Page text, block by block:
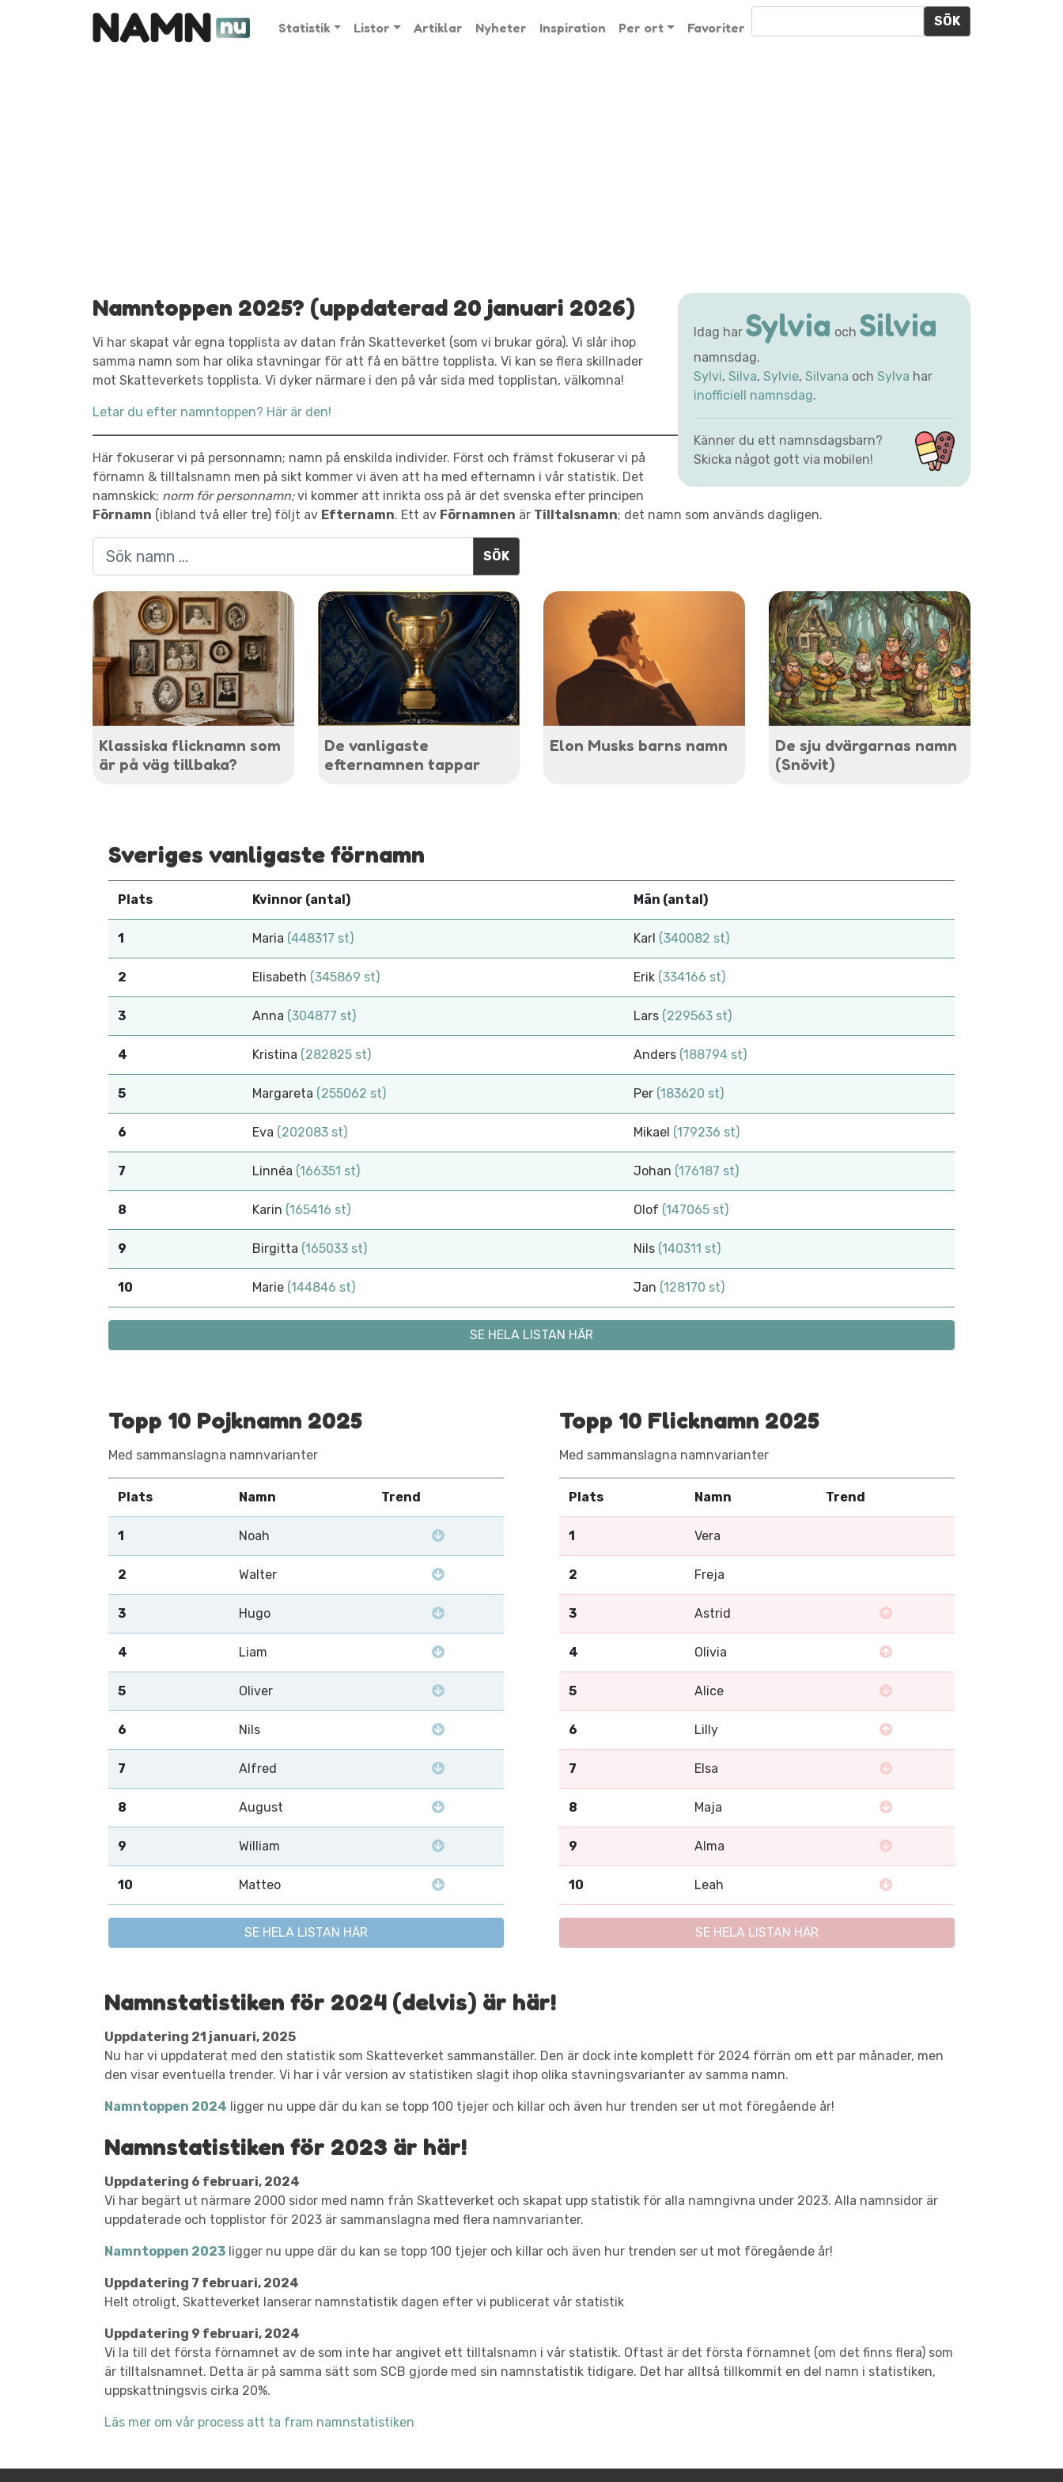
Statistik Listor Artiklar Nyheter Inspiration Per ort Favoriter SÖK
Idag harSylvia ochSilvia
namnsdag.
Sylvi,Silva,Sylvie,Silvana ochSylva har
inofficiell namnsdag.
Känner du ett namnsdagsbarn?
Skicka något gott via mobilen!
Namntoppen 2025? (uppdaterad 20 januari 2026)
Vi har skapat vår egna topplista av datan från Skatteverket (som vi brukar göra). Vi slår ihop
samma namn som har olika stavningar för att få en bättre topplista. Vi kan se flera skillnader
mot Skatteverkets topplista. Vi dyker närmare i den på vår sida med topplistan, välkomna!
Letar du efter namntoppen? Här är den!
Här fokuserar vi på personnamn; namn på enskilda individer. Först och främst fokuserar vi på
förnamn & tilltalsnamn men på sikt kommer vi även att ha med efternamn i vår statistik. Det
namnskick; norm för personnamn;vi kommer att inrikta oss på är det svenska efter principen
Förnamn (ibland två eller tre) följt av Efternamn. Ett av Förnamnen är Tilltalsnamn; det namn som används dagligen.
Klassiska flicknamn som
är på väg tillbaka?
De vanligaste
efternamnen tappar
Elon Musks barns namn
De sju dvärgarnas namn
(Snövit)
Sveriges vanligaste förnamn
Plats Kvinnor (antal) Män (antal)
1 Maria (448317 st) Karl (340082 st)
2 Elisabeth (345869 st) Erik (334166 st)
3 Anna (304877 st) Lars (229563 st)
4 Kristina (282825 st) Anders (188794 st)
5 Margareta (255062 st) Per (183620 st)
6 Eva (202083 st) Mikael (179236 st)
7 Linnéa (166351 st) Johan (176187 st)
8 Karin (165416 st) Olof (147065 st)
9 Birgitta (165033 st) Nils (140311 st)
10 Marie (144846 st) Jan (128170 st)
SE HELA LISTAN HÄR
Topp 10 Pojknamn 2025
Med sammanslagna namnvarianter
Plats Namn Trend
1 Noah
2 Walter
3 Hugo
4 Liam
5 Oliver
6 Nils
7 Alfred
8 August
9 William
10 Matteo
SE HELA LISTAN HÄR
Topp 10 Flicknamn 2025
Med sammanslagna namnvarianter
Plats Namn Trend
1 Vera
2 Freja
3 Astrid
4 Olivia
5 Alice
6 Lilly
7 Elsa
8 Maja
9 Alma
10 Leah
SE HELA LISTAN HÄR
Namnstatistiken för 2024 (delvis) är här!
Uppdatering 21 januari, 2025
Nu har vi uppdaterat med den statistik som Skatteverket sammanställer. Den är dock inte komplett för 2024 förrän om ett par månader, men
den visar eventuella trender. Vi har i vår version av statistiken slagit ihop olika stavningsvarianter av samma namn.
Namntoppen 2024 ligger nu uppe där du kan se topp 100 tjejer och killar och även hur trenden ser ut mot föregående år!
Namnstatistiken för 2023 är här!
Uppdatering 6 februari, 2024
Vi har begärt ut närmare 2000 sidor med namn från Skatteverket och skapat upp statistik för alla namngivna under 2023. Alla namnsidor är
uppdaterade och topplistor för 2023 är sammanslagna med flera namnvarianter.
Namntoppen 2023 ligger nu uppe där du kan se topp 100 tjejer och killar och även hur trenden ser ut mot föregående år!
Uppdatering 7 februari, 2024
Helt otroligt, Skatteverket lanserar namnstatistik dagen efter vi publicerat vår statistik
Uppdatering 9 februari, 2024
Vi la till det första förnamnet av de som inte har angivet ett tilltalsnamn i vår statistik. Oftast är det första förnamnet (om det finns flera) som
är tilltalsnamnet. Detta är på samma sätt som SCB gjorde med sin namnstatistik tidigare. Det har alltså tillkommit en del namn i statistiken,
uppskattningsvis cirka 20%.
Läs mer om vår process att ta fram namnstatistiken